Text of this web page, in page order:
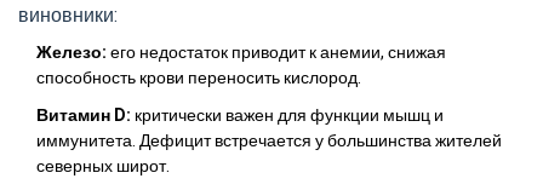
виновники:
Железо:его недостаток приводит к анемии, снижая
способность крови переносить кислород.
Витамин D: критически важен для функции мышц и
иммунитета. Дефицит встречается у большинства жителей
северных широт.